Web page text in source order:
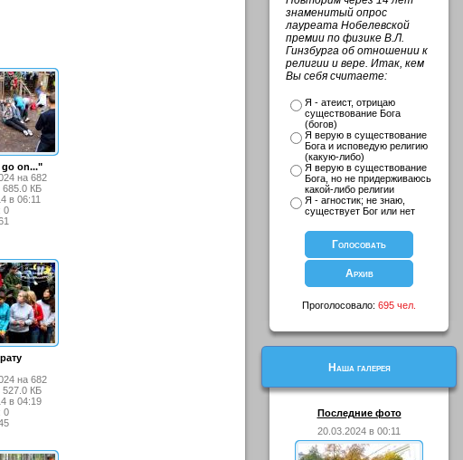
on..."
на 682
КБ
в 06:11
0
на 682
КБ
в 04:19
0
знаменитый опрос
лауреата Нобелевской
премии по физике В.Л.
Гинзбурга об отношении к
религии и вере. Итак, кем
Вы себя считаете:
Я - атеист, отрицаю
существование Бога
(богов)
Я верую в существование
Бога и исповедую религию
(какую-либо)
Я верую в существование
Бога, но не придерживаюсь
какой-либо религии
Я - агностик; не знаю,
существует Бог или нет
Проголосовало: 695 чел.
Наша галерея
Последние фото
20.03.2024 в 00:11